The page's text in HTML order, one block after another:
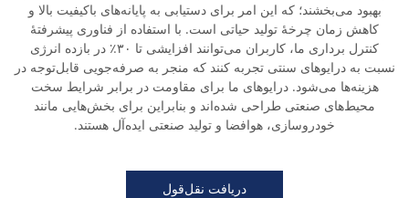
بهبود می‌بخشند؛ که این امر برای دستیابی به پایانه‌های باکیفیت بالا و
کاهش زمان چرخهٔ تولید حیاتی است. با استفاده از فناوری پیشرفتهٔ
کنترل برداری ما، کاربران می‌توانند افزایشی تا ۳۰٪ در بازده انرژی
نسبت به درایوهای سنتی تجربه کنند که منجر به صرفه‌جویی قابل‌توجه در
هزینه‌ها می‌شود. درایوهای ما برای مقاومت در برابر شرایط سخت
محیط‌های صنعتی طراحی شده‌اند و بنابراین برای بخش‌هایی مانند
خودروسازی، هوافضا و تولید صنعتی ایده‌آل هستند.
دریافت نقل‌قول